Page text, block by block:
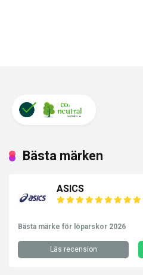
Bästa märken
ASICS
Bästa märke för löparskor 2026
Läs recension